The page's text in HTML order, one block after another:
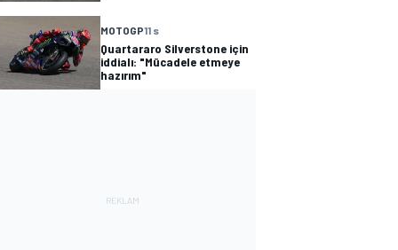
MOTOGP11 s
Quartararo Silverstone için
iddialı: "Mücadele etmeye
hazırım"